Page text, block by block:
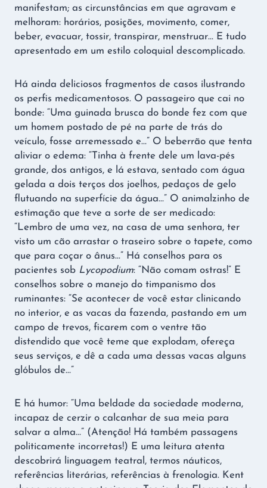
manifestam; as circunstâncias em que agravam e
melhoram: horários, posições, movimento, comer,
beber, evacuar, tossir, transpirar, menstruar… E tudo
apresentado em um estilo coloquial descomplicado.
Há ainda deliciosos fragmentos de casos ilustrando
os perfis medicamentosos. O passageiro que cai no
bonde: “Uma guinada brusca do bonde fez com que
um homem postado de pé na parte de trás do
veículo, fosse arremessado e…” O beberrão que tenta
aliviar o edema: “Tinha à frente dele um lava-pés
grande, dos antigos, e lá estava, sentado com água
gelada a dois terços dos joelhos, pedaços de gelo
flutuando na superfície da água…” O animalzinho de
estimação que teve a sorte de ser medicado:
“Lembro de uma vez, na casa de uma senhora, ter
visto um cão arrastar o traseiro sobre o tapete, como
que para coçar o ânus…” Há conselhos para os
pacientes sob Lycopodium: “Não comam ostras!” E
conselhos sobre o manejo do timpanismo dos
ruminantes: “Se acontecer de você estar clinicando
no interior, e as vacas da fazenda, pastando em um
campo de trevos, ficarem com o ventre tão
distendido que você teme que explodam, ofereça
seus serviços, e dê a cada uma dessas vacas alguns
glóbulos de…”
E há humor: “Uma beldade da sociedade moderna,
incapaz de cerzir o calcanhar de sua meia para
salvar a alma…” (Atenção! Há também passagens
politicamente incorretas!) E uma leitura atenta
descobrirá linguagem teatral, termos náuticos,
referências literárias, referências à frenologia. Kent